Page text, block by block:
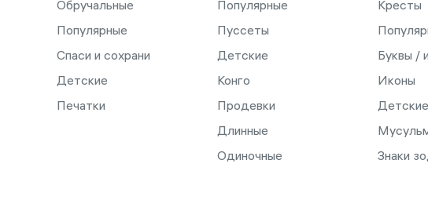
Обручальные
Популярные
Спаси и сохрани
Детские
Печатки
Популярные
Пуссеты
Детские
Конго
Продевки
Длинные
Одиночные
Кресты
Буквы /
Иконы
Детские
Знаки